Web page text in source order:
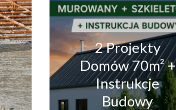
2 Projekty
Domów 70m² +
Instrukcje
Budowy